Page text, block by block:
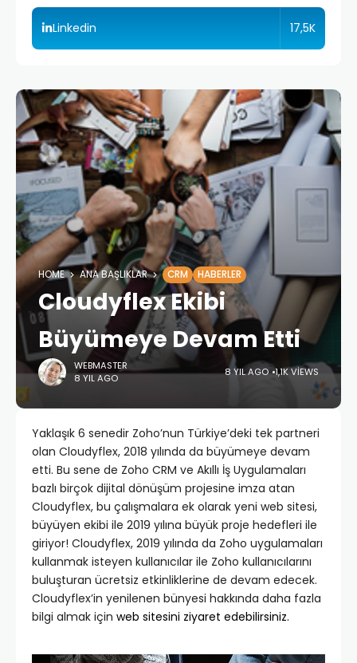
Linkedin 17,5K
HOME ANA BAŞLIKLAR CRM HABERLER
Cloudyflex Ekibi
Büyümeye Devam Etti
WEBMASTER
8 YIL AGO
8 YIL AGO 1,1K VIEWS
Yaklaşık 6 senedir Zoho’nun Türkiye’deki tek partneri
olan Cloudyflex, 2018 yılında da büyümeye devam
etti. Bu sene de Zoho CRM ve Akıllı İş Uygulamaları
bazlı birçok dijital dönüşüm projesine imza atan
Cloudyflex, bu çalışmalara ek olarak yeni web sitesi,
büyüyen ekibi ile 2019 yılına büyük proje hedefleri ile
giriyor! Cloudyflex, 2019 yılında da Zoho uygulamaları
kullanmak isteyen kullanıcılar ile Zoho kullanıcılarını
buluşturan ücretsiz etkinliklerine de devam edecek.
Cloudyflex’in yenilenen bünyesi hakkında daha fazla
bilgi almak için web sitesini ziyaret edebilirsiniz.